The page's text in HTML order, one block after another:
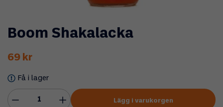
Boom Shakalacka
69 kr
Få i lager
Lägg i varukorgen